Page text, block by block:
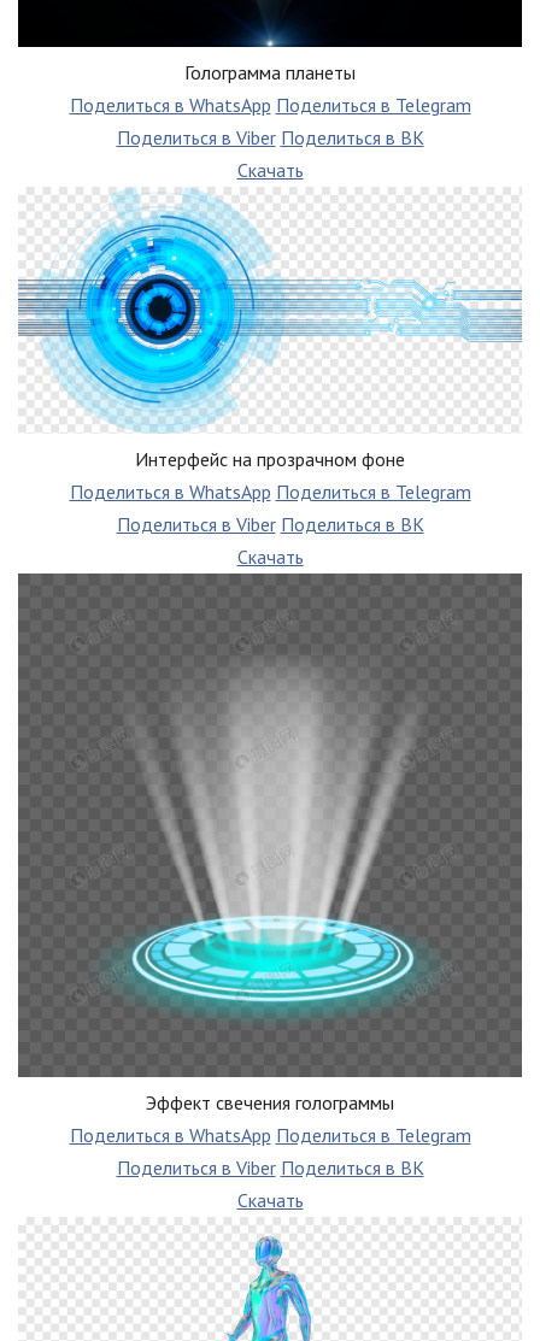
Голограмма планеты
Поделиться в WhatsApp Поделиться в Telegram
Поделиться в Viber Поделиться в ВК
Скачать
Интерфейс на прозрачном фоне
Поделиться в WhatsApp Поделиться в Telegram
Поделиться в Viber Поделиться в ВК
Скачать
Эффект свечения голограммы
Поделиться в WhatsApp Поделиться в Telegram
Поделиться в Viber Поделиться в ВК
Скачать